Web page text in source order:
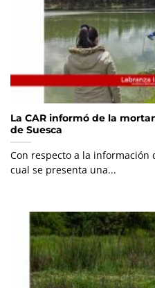
La CAR informó de la
de Suesca
Con respecto a la información
cual se presenta una...